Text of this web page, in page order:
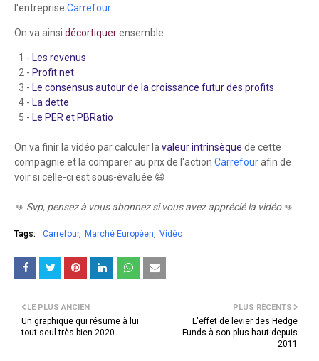
l'entreprise Carrefour
On va ainsi décortiquerensemble :
1 - Les revenus
2 - Profit net
3 - Le consensus autour de la croissance futur des profits
4 - La dette
5 - Le PER et PBRatio
On va finir la vidéo par calculer la valeur intrinsèque de cette
compagnie et la comparer au prix de l'action Carrefourafin de
voir si celle-ci est sous-évaluée 😄
👊 Svp, pensez à vous abonnez si vous avez apprécié la vidéo👊
Tags: Carrefour Marché Européen Vidéo
PLUS RÉCENTS
L'effet de levier des Hedge
Funds à son plus haut depuis
2011
LE PLUS ANCIEN
Un graphique qui résume à lui
tout seul très bien 2020